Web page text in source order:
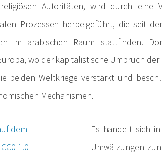
Autoritäten, wird durch eine
Prozessen herbeigeführt, die seit
im arabischen Raum stattfinden.
wo der kapitalistische Umbruch
beiden Weltkriege verstärkt und
Mechanismen.
Es handelt sich
Umwälzungen